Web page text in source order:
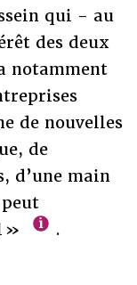
qui - au
des deux
notamment
de nouvelles
de
d’une main
»
.